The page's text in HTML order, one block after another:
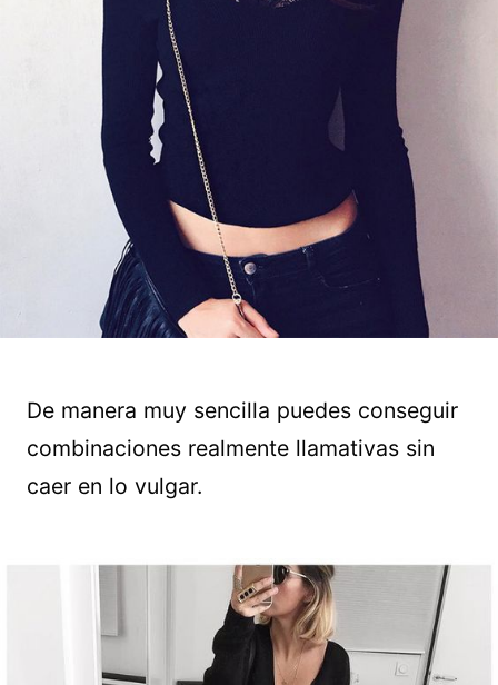
De manera muy sencilla puedes conseguir
combinaciones realmente llamativas sin
caer en lo vulgar.